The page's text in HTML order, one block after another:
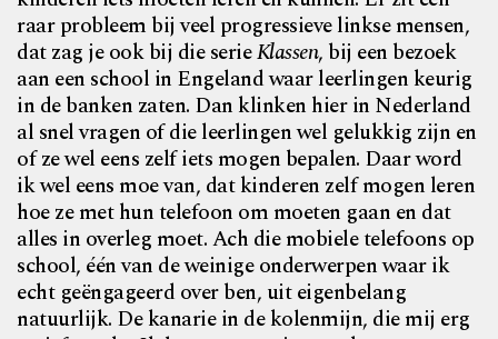
raar probleem bij veel progressieve linkse mensen,
dat zag je ook bij die serieKlassen, bij een bezoek
aan een school in Engeland waar leerlingen keurig
in de banken zaten. Dan klinken hier in Nederland
al snel vragen of die leerlingen wel gelukkig zijn en
of ze wel eens zelf iets mogen bepalen. Daar word
ik wel eens moe van, dat kinderen zelf mogen leren
hoe ze met hun telefoon om moeten gaan en dat
alles in overleg moet. Ach die mobiele telefoons op
school, één van de weinige onderwerpen waar ik
echt geëngageerd over ben, uit eigenbelang
natuurlijk. De kanarie in de kolenmijn, die mij erg